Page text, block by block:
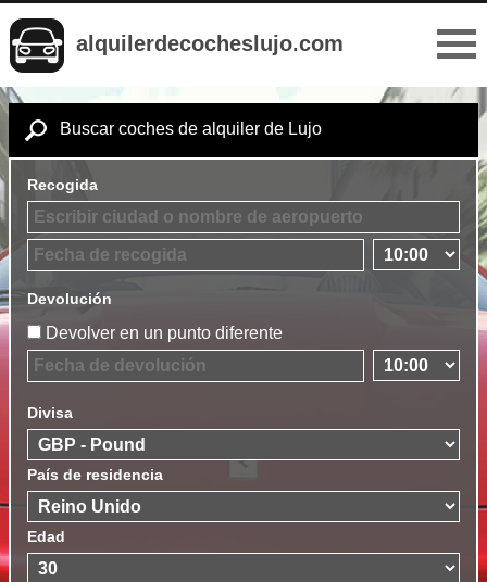
alquilerdecocheslujo.com
Buscar coches de alquiler de Lujo
Recogida
Devolución
Devolver en un punto diferente
Divisa
País de residencia
Edad